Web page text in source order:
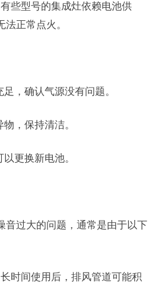
些型号的集成灶依赖电池供
正常点火。
，确认气源没有问题。
，保持清洁。
更换新电池。
音过大的问题，通常是由于以下
时间使用后，排风管道可能积